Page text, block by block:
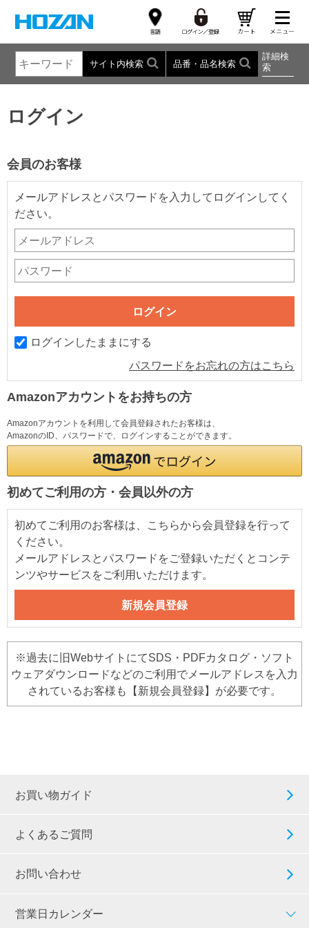
サイト内検索 品番・品名検索
詳細検
索
ログイン
会員のお客様
メールアドレスとパスワードを入力してログインしてく
ださい。
ログインしたままにする
パスワードをお忘れの方はこちら
Amazonアカウントをお持ちの方
Amazonアカウントを利用して会員登録されたお客様は、
AmazonのID、パスワードで、ログインすることができます。
初めてご利用の方・会員以外の方
初めてご利用のお客様は、こちらから会員登録を行って
ください。
メールアドレスとパスワードをご登録いただくとコンテ
ンツやサービスをご利用いただけます。
※過去に旧WebサイトにてSDS・PDFカタログ・ソフト
ウェアダウンロードなどのご利用でメールアドレスを入力
されているお客様も【新規会員登録】が必要です。
お買い物ガイド
よくあるご質問
お問い合わせ
営業日カレンダー